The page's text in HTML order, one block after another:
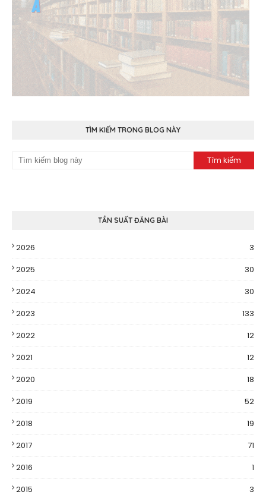
TÌM KIẾM TRONG BLOG NÀY
TẦN SUẤT ĐĂNG BÀI
2026
3
2025
30
2024
30
2023
133
2022
12
2021
12
2020
18
2019
52
2018
19
2017
71
2016
1
2015
3